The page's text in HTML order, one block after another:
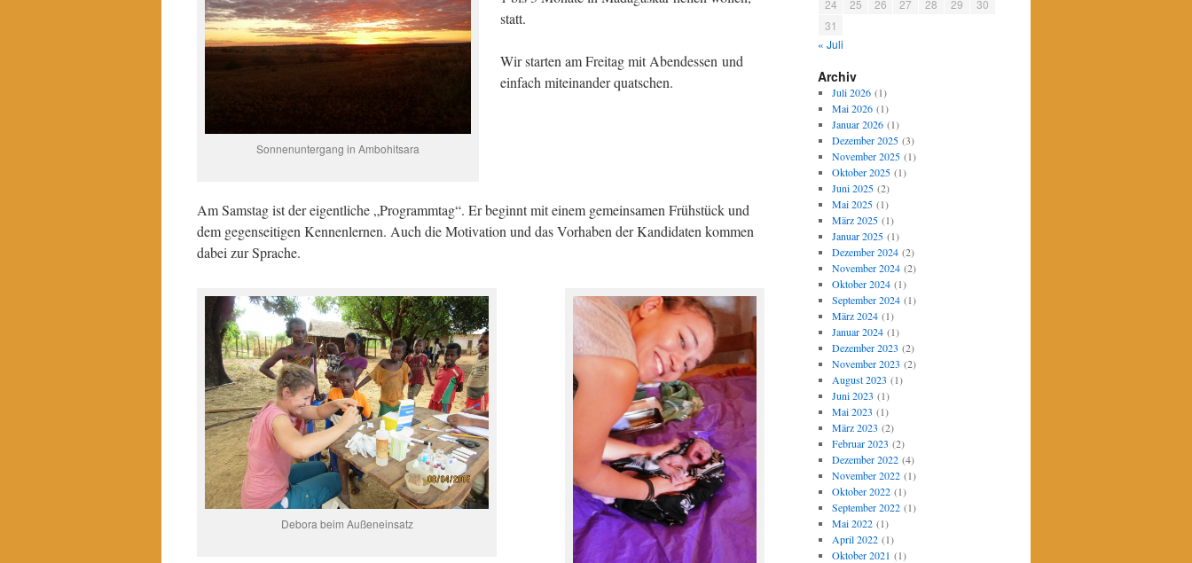
Sonnenuntergang in Ambohitsara
statt.
Wir starten am Freitag mit Abendessen und
einfach miteinander quatschen.
Am Samstag ist der eigentliche „Programmtag“. Er beginnt mit einem gemeinsamen Frühstück und
dem gegenseitigen Kennenlernen. Auch die Motivation und das Vorhaben der Kandidaten kommen
dabei zur Sprache.
Debora beim Außeneinsatz
24
25 26 27 28 29
30
31
« Juli
Archiv
Juli 2026(1)
Mai 2026(1)
Januar 2026(1)
Dezember 2025(3)
November 2025(1)
Oktober 2025(1)
Juni 2025(2)
Mai 2025(1)
März 2025(1)
Januar 2025(1)
Dezember 2024(2)
November 2024(2)
Oktober 2024(1)
September 2024(1)
März 2024(1)
Januar 2024(1)
Dezember 2023 (2)
November 2023 (2)
August 2023 (1)
Juni 2023 (1)
Mai 2023 (1)
März 2023 (2)
Februar 2023 (2)
Dezember 2022(4)
November 2022(1)
Oktober 2022(1)
September 2022(1)
Mai 2022(1)
April 2022(1)
Oktober 2021 (1)